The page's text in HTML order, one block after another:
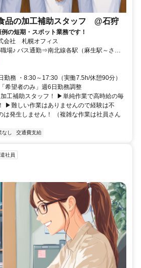
品の加工補助スタッフ @石狩
の短期・スポット業務です！
会社 札幌オフィス
北13条東駅、JR太平駅からバスもアリ♪※バ
勤務 ・8:30～17:30（実働7.5h/休憩90分）
希望者のみ」週6日勤務調整
工補助スタッフ！ ▶単純作業で高時給の毎
▶難しい作業はありませんので経験は不
は発生しません！ （複雑な作業は社員さん
し 交通費支給
社員